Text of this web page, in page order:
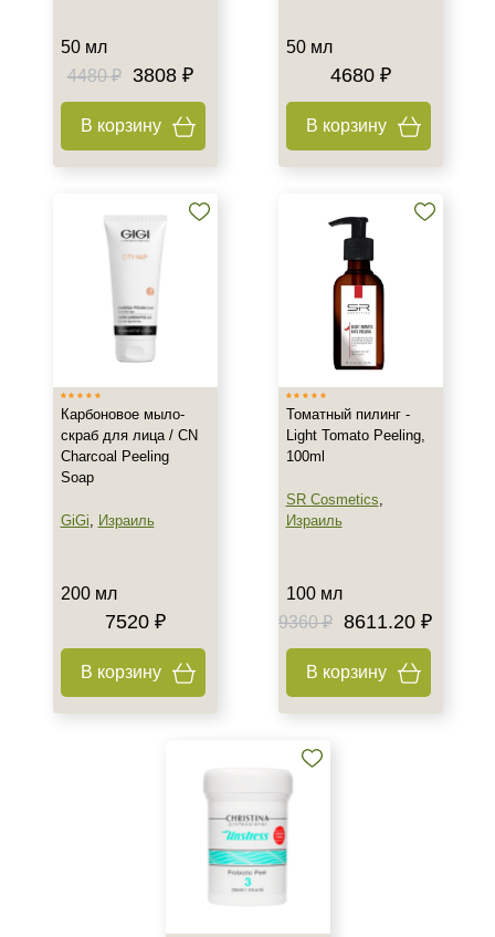
50 мл
4480 ₽
3808 ₽
В корзину
50 мл
4680 ₽
В корзину
Карбоновое мыло-
скраб для лица / CN
Charcoal Peeling
Soap
GiGi, Израиль
200 мл
7520 ₽
В корзину
Томатный пилинг -
Light Tomato Peeling,
100ml
SR Cosmetics,
Израиль
100 мл
9360 ₽ 8611.20 ₽
В корзину